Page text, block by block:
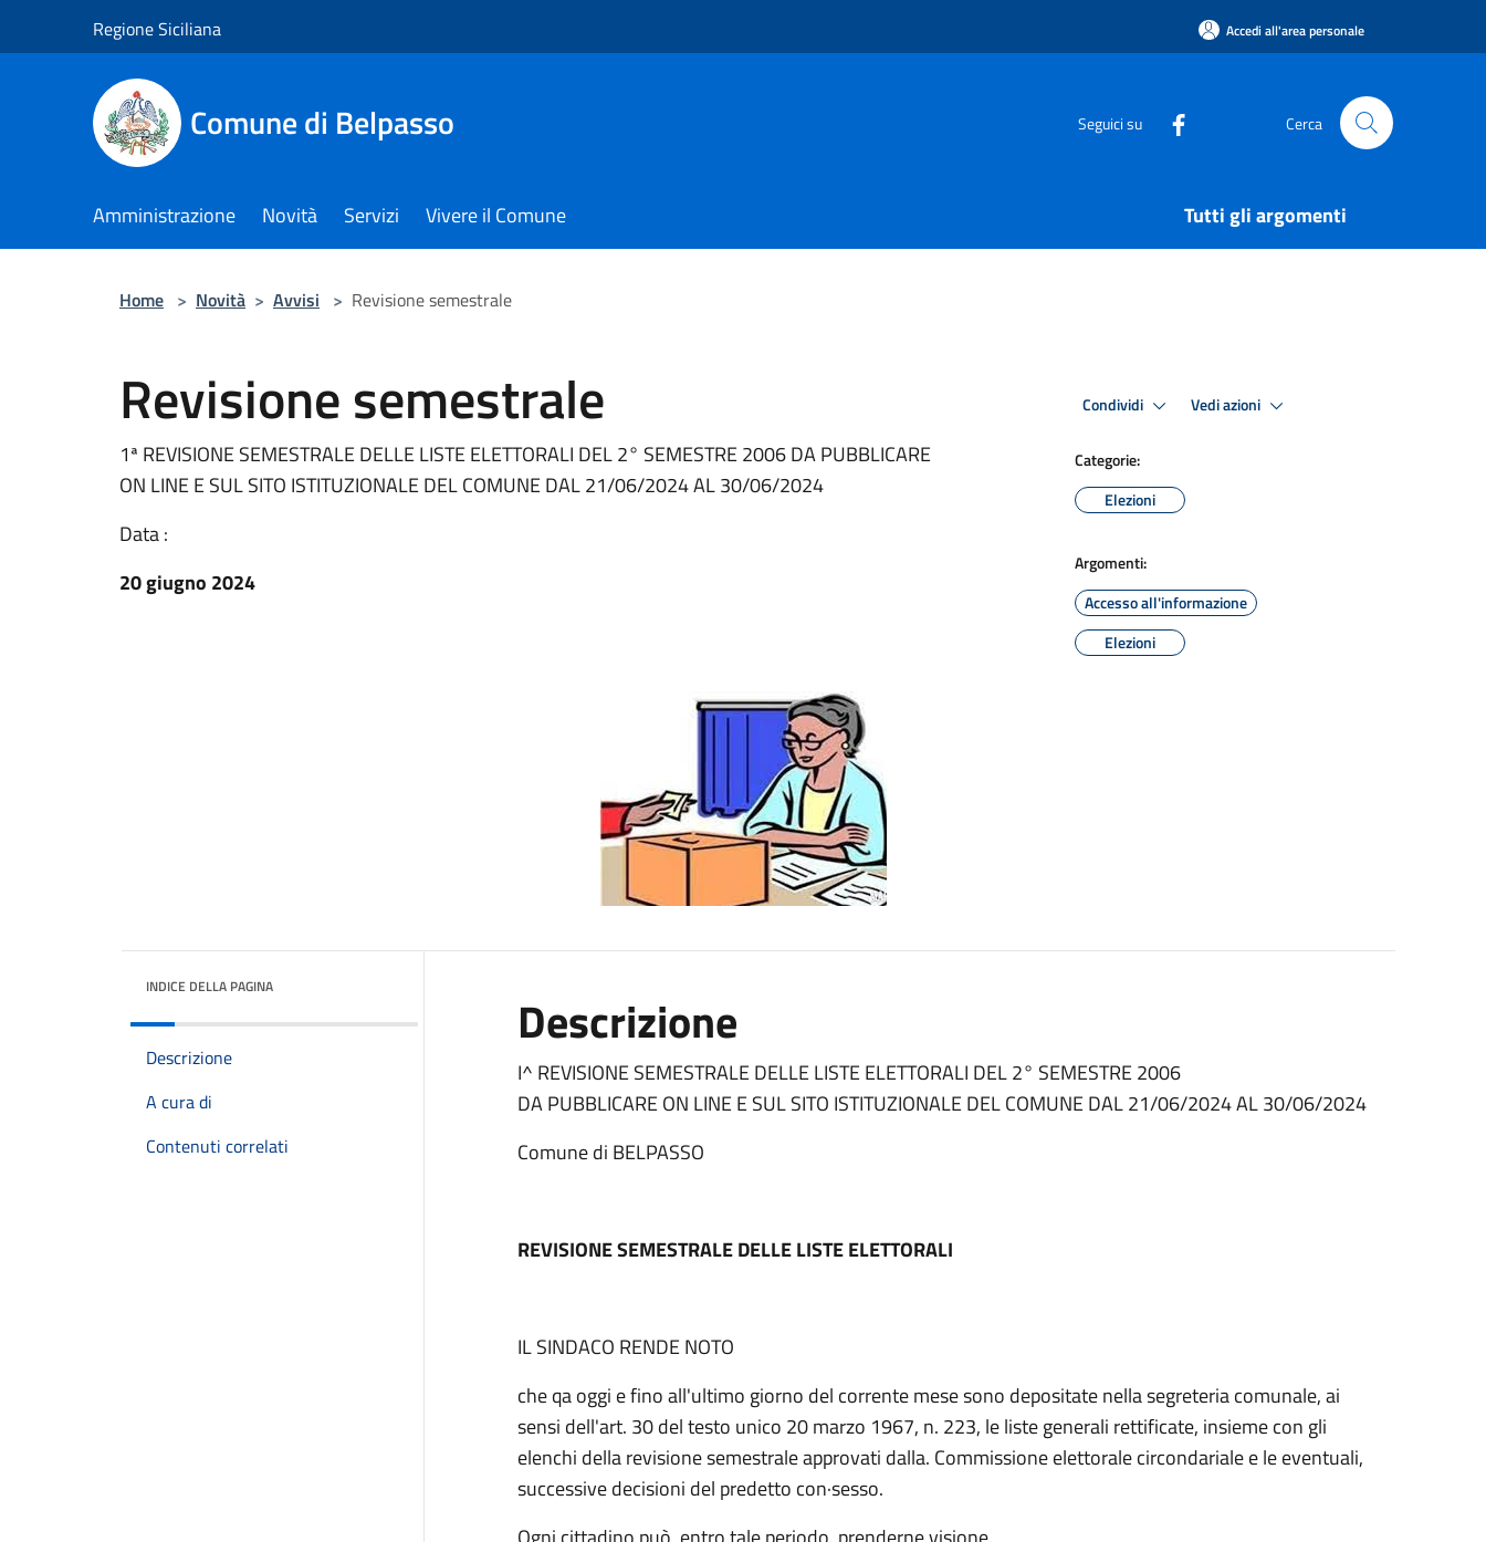
Regione Siciliana Accedi all'area personale
Comune di Belpasso Seguici su Cerca
Amministrazione Novità Servizi Vivere il Comune Tutti gli argomenti
Home > Novità > Avvisi > Revisione semestrale
Revisione semestrale
1ª REVISIONE SEMESTRALE DELLE LISTE ELETTORALI DEL 2° SEMESTRE 2006 DA PUBBLICARE
ON LINE E SUL SITO ISTITUZIONALE DEL COMUNE DAL 21/06/2024 AL 30/06/2024
Data :
20 giugno 2024
Condividi Vedi azioni
Categorie:
Elezioni
Argomenti:
Accesso all'informazione
Elezioni
INDICE DELLA PAGINA
Descrizione
A cura di
Contenuti correlati
Descrizione
I^ REVISIONE SEMESTRALE DELLE LISTE ELETTORALI DEL 2° SEMESTRE 2006
DA PUBBLICARE ON LINE E SUL SITO ISTITUZIONALE DEL COMUNE DAL 21/06/2024 AL 30/06/2024
Comune di BELPASSO
REVISIONE SEMESTRALE DELLE LISTE ELETTORALI
IL SINDACO RENDE NOTO
che qa oggi e fino all'ultimo giorno del corrente mese sono depositate nella segreteria comunale, ai
sensi dell'art. 30 del testo unico 20 marzo 1967, n. 223, le liste generali rettificate, insieme con gli
elenchi della revisione semestrale approvati dalla. Commissione elettorale circondariale e le eventuali,
successive decisioni del predetto con·sesso.